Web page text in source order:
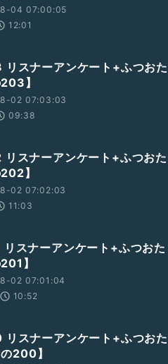
04 07:00:05
12:01
スナーアンケート+ふつお
】
02 07:03:03
09:38
スナーアンケート+ふつお
】
02 07:02:03
11:03
スナーアンケート+ふつお
】
02 07:01:04
10:52
スナーアンケート+ふつお
200】